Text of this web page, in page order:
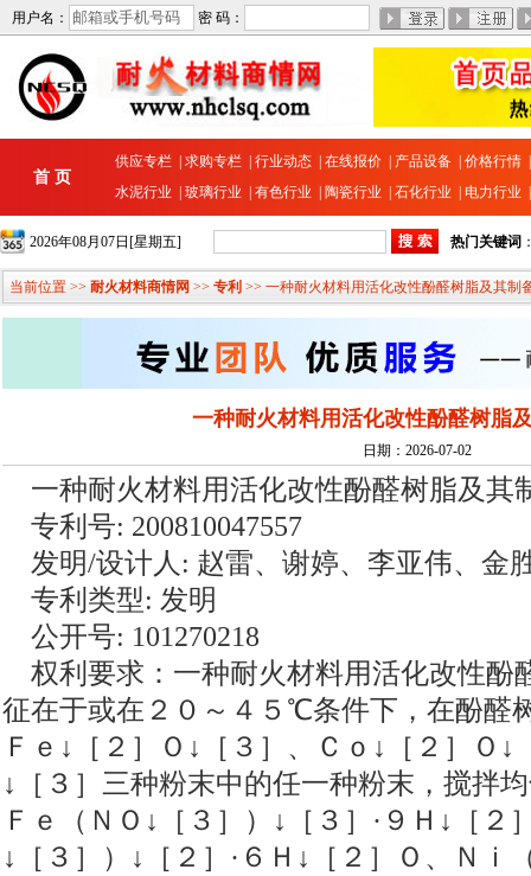
用户名： 密 码：
首 页
供应专栏 求购专栏 行业动态 在线报价 产品设备 价格行情
水泥行业
玻璃行业 有色行业 陶瓷行业 石化行业 电力行业
2026年08月07日[星期五] 热门关键词
当前位置 >> 耐火材料商情网 >> 专利 >> 一种耐火材料用活化改性酚醛树脂及其制
一种耐火材料用活化改性酚醛树脂
日期：2026-07-02
一种耐火材料用活化改性酚醛树脂及其
专利号: 200810047557
发明/设计人: 赵雷、谢婷、李亚伟、金
专利类型: 发明
公开号: 101270218
权利要求：一种耐火材料用活化改性酚
征在于或在２０～４５℃条件下，在酚醛
Ｆｅ↓［２］Ｏ↓［３］、Ｃｏ↓［２］Ｏ
↓［３］三种粉末中的任一种粉末，搅拌
Ｆｅ（ＮＯ↓［３］）↓［３］·９Ｈ↓［２
↓［３］）↓［２］·６Ｈ↓［２］Ｏ、Ｎｉ